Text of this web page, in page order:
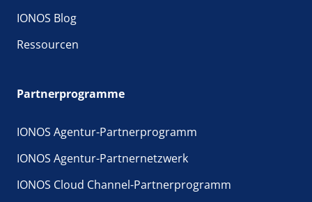
IONOS Blog
Ressourcen
Partnerprogramme
IONOS Agentur-Partnerprogramm
IONOS Agentur-Partnernetzwerk
IONOS Cloud Channel-Partnerprogramm